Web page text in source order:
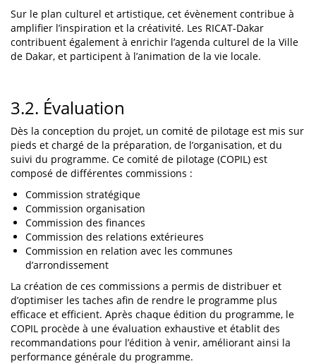
Sur le plan culturel et artistique, cet évènement contribue à
amplifier l’inspiration et la créativité. Les RICAT-Dakar
contribuent également à enrichir l’agenda culturel de la Ville
de Dakar, et participent à l’animation de la vie locale.
3.2. Évaluation
Dès la conception du projet, un comité de pilotage est mis sur
pieds et chargé de la préparation, de l’organisation, et du
suivi du programme. Ce comité de pilotage (COPIL) est
composé de différentes commissions :
Commission stratégique
Commission organisation
Commission des finances
Commission des relations extérieures
Commission en relation avec les communes
d’arrondissement
La création de ces commissions a permis de distribuer et
d’optimiser les taches afin de rendre le programme plus
efficace et efficient. Après chaque édition du programme, le
COPIL procède à une évaluation exhaustive et établit des
recommandations pour l’édition à venir, améliorant ainsi la
performance générale du programme.